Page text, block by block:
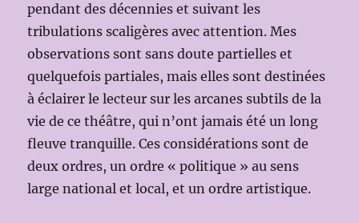
pendant des décennies et suivant les
tribulations scaligères avec attention. Mes
observations sont sans doute partielles et
quelquefois partiales, mais elles sont destinées
à éclairer le lecteur sur les arcanes subtils de la
vie de ce théâtre, qui n’ont jamais été un long
fleuve tranquille. Ces considérations sont de
deux ordres, un ordre « politique » au sens
large national et local, et un ordre artistique.